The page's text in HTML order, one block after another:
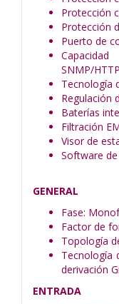
Protección
Protección
Puerto de
SNMP/
Tecnología
Regulación
Baterías
Filtración
Visor de
Software
GENERAL
Fase:
Factor de
Topología
Tecnología
derivación
ENTRADA